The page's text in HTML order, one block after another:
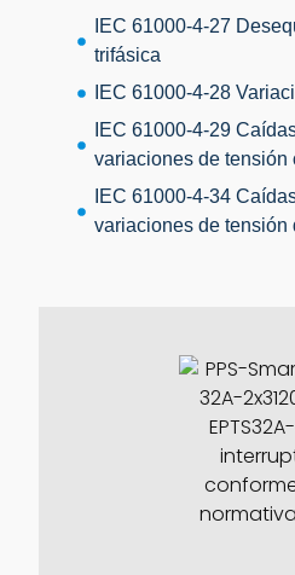
IEC 61000-4-27
trifásica
IEC 61000-4-28
IEC 61000-4-29
variaciones de tensión
IEC 61000-4-34
variaciones de tensión